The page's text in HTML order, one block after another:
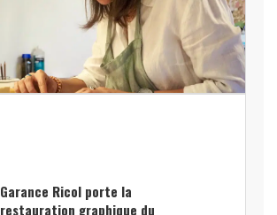
Garance Ricol porte la
restauration graphique du